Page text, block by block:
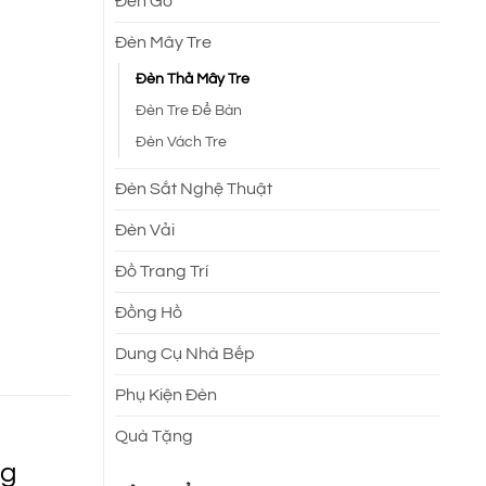
Đèn Mây Tre
Đèn Thả Mây Tre
Đèn Tre Để Bàn
Đèn Vách Tre
Đèn Sắt Nghệ Thuật
Đèn Vải
Đồ Trang Trí
Đồng Hồ
Dung Cụ Nhà Bếp
Phụ Kiện Đèn
Quà Tặng